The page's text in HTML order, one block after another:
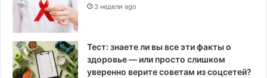
3 недели ago
Тест: знаете ли вы все эти факты о
здоровье — или просто слишком
уверенно верите советам из соцсетей?